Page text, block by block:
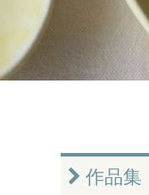
作品集